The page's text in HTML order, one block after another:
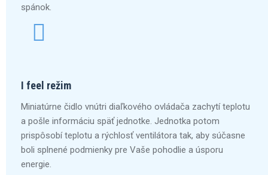
spánok.
I feel režim
Miniatúrne čidlo vnútri diaľkového ovládača zachytí teplotu
a pošle informáciu späť jednotke. Jednotka potom
prispôsobí teplotu a rýchlosť ventilátora tak, aby súčasne
boli splnené podmienky pre Vaše pohodlie a úsporu
energie.